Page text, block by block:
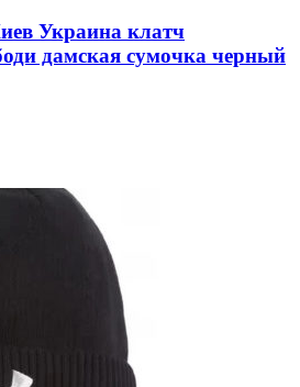
Украина клатч
дамская сумочка черный